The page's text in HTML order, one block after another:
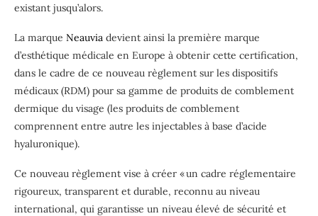
existant jusqu’alors.
La marque Neauvia devient ainsi la première marque
d’esthétique médicale en Europe à obtenir cette certification,
dans le cadre de ce nouveau règlement sur les dispositifs
médicaux (RDM) pour sa gamme de produits de comblement
dermique du visage (les produits de comblement
comprennent entre autre les injectables à base d’acide
hyaluronique).
Ce nouveau règlement vise à créer « un cadre réglementaire
rigoureux, transparent et durable, reconnu au niveau
international, qui garantisse un niveau élevé de sécurité et